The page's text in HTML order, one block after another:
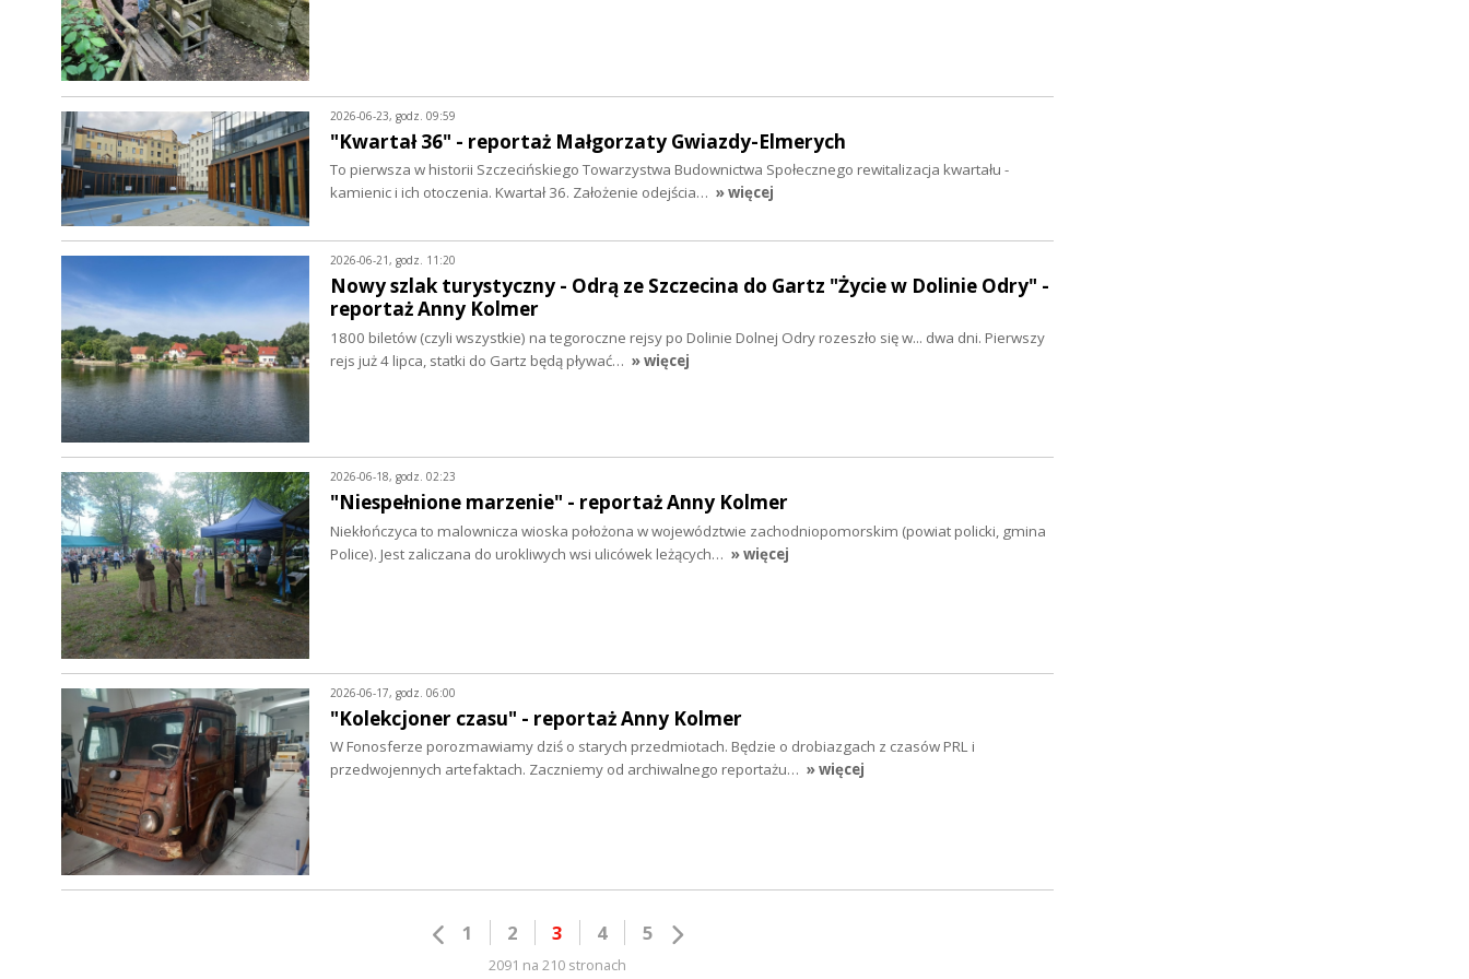
2026-06-23, godz. 09:59
"Kwartał 36" - reportaż Małgorzaty Gwiazdy-Elmerych
To pierwsza w historii Szczecińskiego Towarzystwa Budownictwa Społecznego rewitalizacja kwartału -
kamienic i ich otoczenia. Kwartał 36. Założenie odejścia… » więcej
2026-06-21, godz. 11:20
Nowy szlak turystyczny - Odrą ze Szczecina do Gartz "Życie w Dolinie Odry" -
reportaż Anny Kolmer
1800 biletów (czyli wszystkie) na tegoroczne rejsy po Dolinie Dolnej Odry rozeszło się w... dwa dni. Pierwszy
rejs już 4 lipca, statki do Gartz będą pływać… » więcej
2026-06-18, godz. 02:23
"Niespełnione marzenie" - reportaż Anny Kolmer
Niekłończyca to malownicza wioska położona w województwie zachodniopomorskim (powiat policki, gmina
Police). Jest zaliczana do urokliwych wsi ulicówek leżących… » więcej
2026-06-17, godz. 06:00
"Kolekcjoner czasu" - reportaż Anny Kolmer
W Fonosferze porozmawiamy dziś o starych przedmiotach. Będzie o drobiazgach z czasów PRL i
przedwojennych artefaktach. Zaczniemy od archiwalnego reportażu… » więcej
1 2 3 4 5
2091 na 210 stronach